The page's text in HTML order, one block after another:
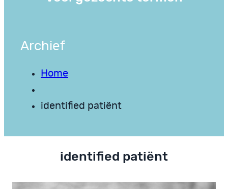
Archief
Home
identified patiënt
identified patiënt